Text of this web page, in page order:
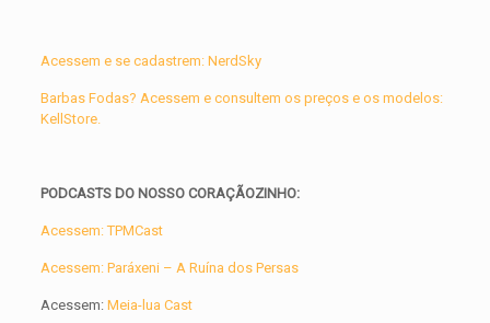
Acessem e se cadastrem: NerdSky
Barbas Fodas? Acessem e consultem os preços e os modelos:
KellStore.
PODCASTS DO NOSSO CORAÇÃOZINHO:
Acessem: TPMCast
Acessem: Paráxeni – A Ruína dos Persas
Acessem: Meia-lua Cast